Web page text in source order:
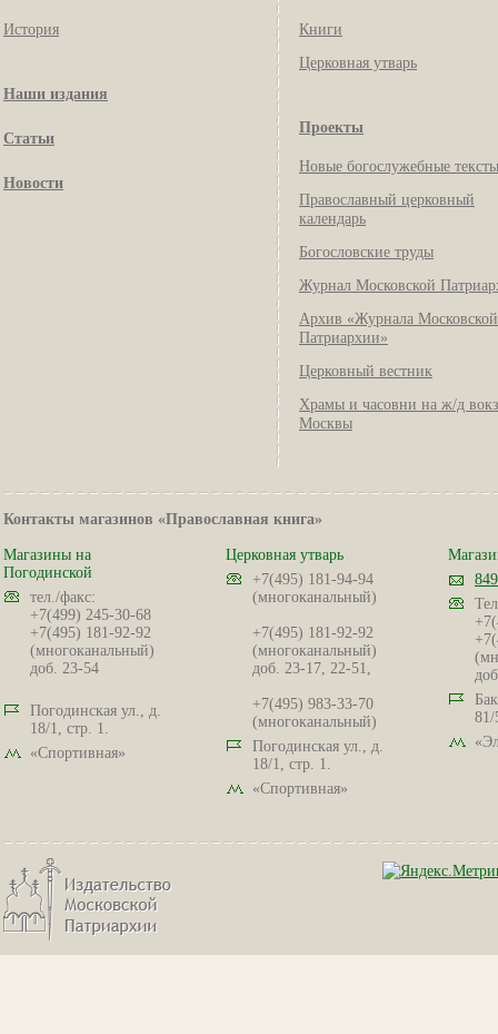
История
Наши издания
Статьи
Новости
Книги
Церковная утварь
Проекты
Новые богослужебные тексты
Православный церковный
календарь
Богословские труды
Журнал Московской
Архив «Журнала Московской
Патриархии»
Церковный вестник
Храмы и часовни на ж/д
Москвы
Контакты магазинов «Православная книга»
Магазины на
Погодинской
тел./факс:
+7(499) 245-30-68
+7(495) 181-92-92
(многоканальный)
доб. 23-54
Погодинская ул., д.
18/1, стр. 1.
«Спортивная»
Церковная утварь
+7(495) 181-94-94
(многоканальный)
+7(495) 181-92-92
(многоканальный)
доб. 23-17, 22-51,
+7(495) 983-33-70
(многоканальный)
Погодинская ул., д.
18/1, стр. 1.
«Спортивная»
81/